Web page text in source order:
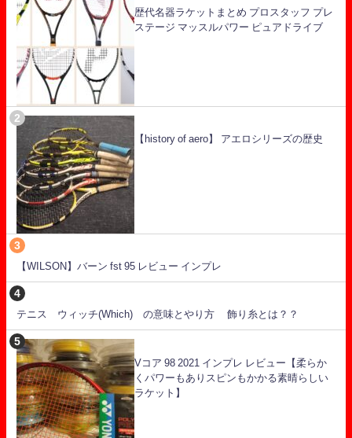
歴代名器ラケットまとめ プロスタッフ プレ
ステージ マッスルパワー ピュアドライブ
【history of aero】 アエロシリーズの歴史
【WILSON】バーン fst 95 レビュー インプレ
テニス ウィッチ(Which) の意味とやり方 飾り糸とは？？
Vコア 98 2021 インプレ レビュー【柔らか
くパワーもありスピンもかかる素晴らしい
ラケット】